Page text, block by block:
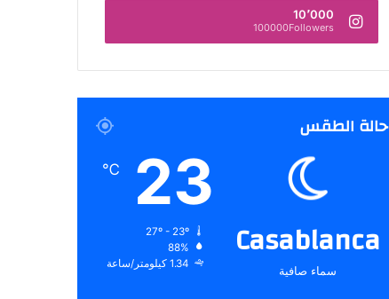
10٬000
100000Followers
حالة الطقس
Casablanca
سماء صافية
23
℃
88%
1.34 كيلومتر/ساعة